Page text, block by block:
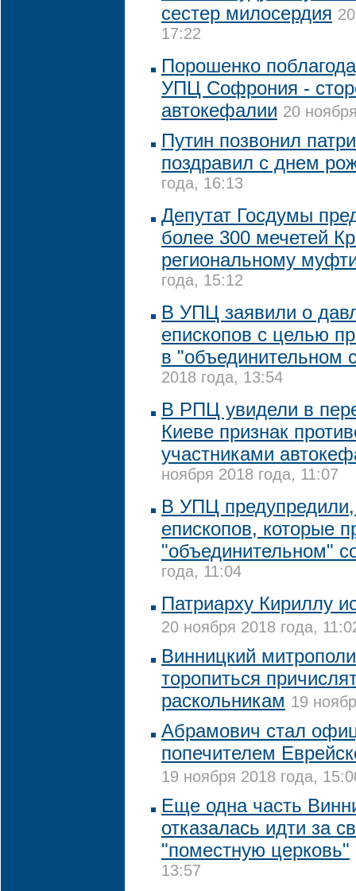
сестер милосердия
17:22
Порошенко
УПЦ Софрония -
автокефалии 20
Путин позвонил
поздравил с днем
года, 16:13
Депутат Госдумы
более 300 мечетей
региональному
года, 15:12
В УПЦ заявили о
епископов с целью
в "объединительном
2018 года, 13:54
В РПЦ увидели в
Киеве признак
участниками
ноября 2018 года, 11:07
В УПЦ предупредили,
епископов, которые
"объединительном"
года, 11:04
Патриарху Кириллу
20 ноября 2018 года,
Винницкий
торопиться
раскольникам 19
Абрамович стал
попечителем
19 ноября 2018 года,
Еще одна часть
отказалась идти за
"поместную церковь"
13:57